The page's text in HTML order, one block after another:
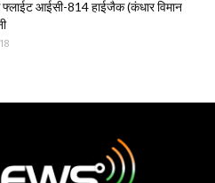
आईसी-814 हाईजैक (कंधार विमान